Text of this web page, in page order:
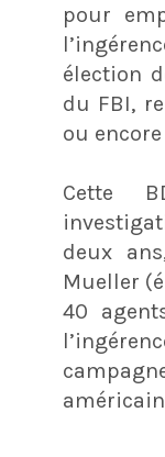
pour
élection
du FBI,
ou
Cette
deux
Mueller
40